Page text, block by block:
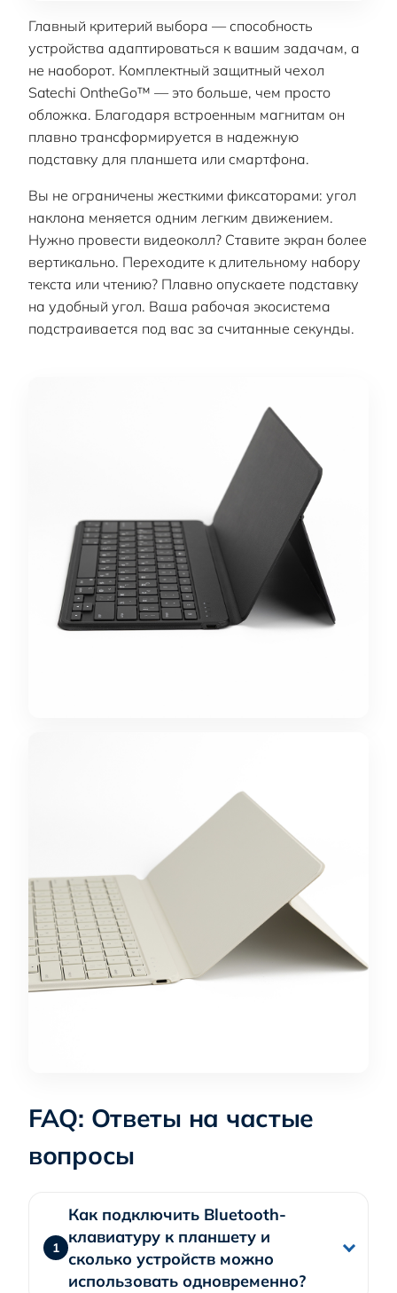
Главный критерий выбора — способность
устройства адаптироваться к вашим задачам, а
не наоборот. Комплектный защитный чехол
Satechi OntheGo™ — это больше, чем просто
обложка. Благодаря встроенным магнитам он
плавно трансформируется в надежную
подставку для планшета или смартфона.
Вы не ограничены жесткими фиксаторами: угол
наклона меняется одним легким движением.
Нужно провести видеоколл? Ставите экран более
вертикально. Переходите к длительному набору
текста или чтению? Плавно опускаете подставку
на удобный угол. Ваша рабочая экосистема
подстраивается под вас за считанные секунды.
FAQ: Ответы на частые
вопросы
1
Как подключить Bluetooth-
клавиатуру к планшету и
сколько устройств можно
использовать одновременно?